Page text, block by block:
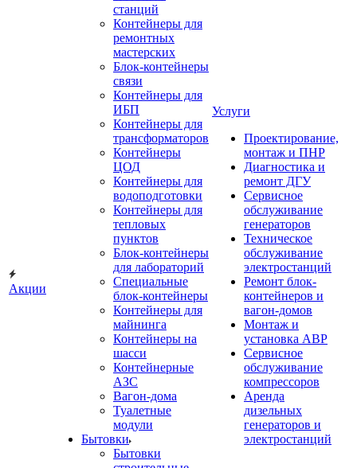
Акции
станций
Контейнеры для
ремонтных
мастерских
Блок-контейнеры
связи
Контейнеры для
ИБП
Контейнеры для
трансформаторов
Контейнеры
ЦОД
Контейнеры для
водоподготовки
Контейнеры для
тепловых
пунктов
Блок-контейнеры
для лабораторий
Специальные
блок-контейнеры
Контейнеры для
майнинга
Контейнеры на
шасси
Контейнерные
АЗС
Вагон-дома
Туалетные
модули
Бытовки
Бытовки
Услуги
Проектирование,
монтаж и ПНР
Диагностика и
ремонт ДГУ
Сервисное
обслуживание
генераторов
Техническое
обслуживание
электростанций
Ремонт блок-
контейнеров и
вагон-домов
Монтаж и
установка АВР
Сервисное
обслуживание
компрессоров
Аренда
дизельных
генераторов и
электростанций